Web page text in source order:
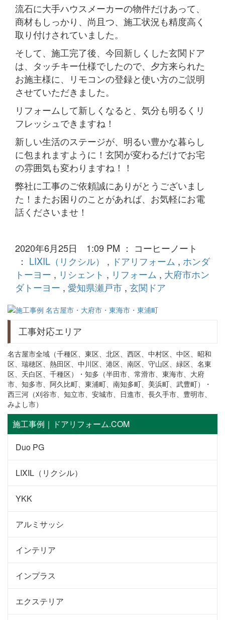
流石に大手ハウスメーカーの物件だけあって、
商材もしっかり、尚且つ、施工状況も精度高く
取り付けされていました。
そして、施工完了後、今回新しくした玄関ドア
は、タッチキー仕様でしたので、夕方来られた
お施主様に、リモコンの登録と使い方のご説明
させていただきました。
リフォームして新しくなると、気分も明るくリ
フレッシュできますね！
新しい生活のステージが、明るい豊かな暮らし
に包まれますように！玄関が変わるだけでお宅
の雰囲気も変わりますね！！
弊社に工事のご依頼誠にありがとうございまし
た！またお困りのことがあれば、お気軽にお電
話くださいませ！
2020年6月25日 1:09 PM ： コーヒーノート
： LIXIL（リクシル） , ドアリフォーム , ホンダ
トーヨー , リシェント , リフォーム , 大府市ホン
ダトーヨー , 愛知県瀬戸市 , 玄関ドア
工事対応エリア
名古屋市全域（千種区、東区、北区、西区、中村区、中区、昭和
区、瑞穂区、熱田区、中川区、港区、南区、守山区、緑区、名東
区、天白区、千種区）・知多（半田市、常滑市、東海市、大府
市、知多市、阿久比町、東浦町、南知多町、美浜町、武豊町）・
西三河（刈谷市、知立市、安城市、日進市、長久手市、豊明市、
みよし市）
施工事例｜ドアリフォーム.COM
Duo PG
LIXIL（リクシル）
YKK
アルミサッシ
インテリア
インプラス
エクステリア